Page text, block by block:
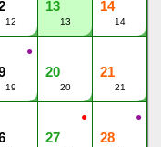
12
13
13
14
14
●
19
20
20
21
21
●
27
●
28